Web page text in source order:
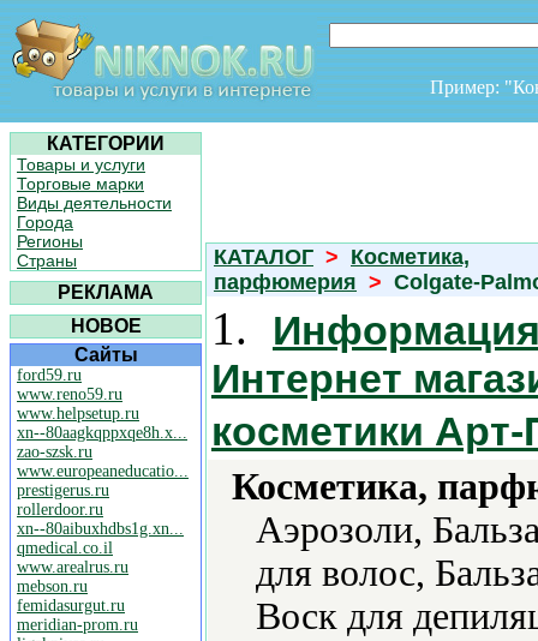
Пример:
КАТЕГОРИИ
Товары и услуги
Торговые марки
Виды деятельности
Города
Регионы
Страны
РЕКЛАМА
НОВОЕ
Сайты
ford59.ru
www.reno59.ru
www.helpsetup.ru
xn--80aagkqppxqe8h.x...
zao-szsk.ru
www.europeaneducatio...
prestigerus.ru
rollerdoor.ru
xn--80aibuxhdbs1g.xn...
qmedical.co.il
www.arealrus.ru
mebson.ru
femidasurgut.ru
meridian-prom.ru
КАТАЛОГ > Косметика,
парфюмерия > Colgate-
1.
Информация
Интернет
косметики
Косметика,
Аэрозоли,
для волос,
Воск для